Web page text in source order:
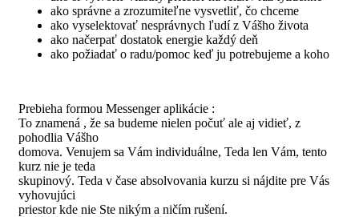
ako správne a zrozumiteľne vysvetliť, čo chceme
ako vyselektovať nesprávnych ľudí z Vášho života
ako načerpať dostatok energie každý deň
ako požiadať o radu/pomoc keď ju potrebujeme a koho
Prebieha formou Messenger aplikácie :
To znamená , že sa budeme nielen počuť ale aj vidieť, z
pohodlia Vášho
domova. Venujem sa Vám individuálne, Teda len Vám, tento
kurz nie je teda
skupinový. Teda v čase absolvovania kurzu si nájdite pre Vás
vyhovujúci
priestor kde nie Ste nikým a ničím rušení.